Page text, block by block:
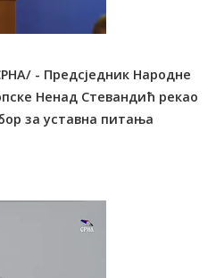
- Предсједник Народне
Ненад Стевандић рекао
за уставна питања